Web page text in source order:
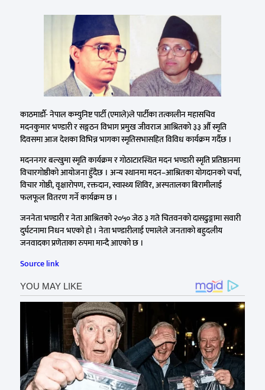
काठमाडौँ- नेपाल कम्युनिष्ट पार्टी (एमाले)ले पार्टीका तत्कालीन महासचिव
मदनकुमार भण्डारी र सङ्गठन विभाग प्रमुख जीवराज आश्रितको ३३ औँ स्मृति
दिवसमा आज देशका विभिन्न भागका स्मृतिसभासहित विविध कार्यक्रम गर्दैछ ।
मदननगर बल्खुमा स्मृति कार्यक्रम र गोठाटारस्थित मदन भण्डारी स्मृति प्रतिष्ठानमा
विचारगोष्ठीको आयोजना हुँदैछ । अन्य स्थानमा मदन–आश्रितका योगदानको चर्चा,
विचार गोष्ठी, वृक्षारोपण, रक्तदान, स्वास्थ्य शिविर, अस्पतालका बिरामीलाई
फलफूल वितरण गर्ने कार्यक्रम छ ।
जननेता भण्डारी र नेता आश्रितको २०५० जेठ ३ गते चितवनको दासढुङ्गामा सवारी
दुर्घटनामा निधन भएको हो । नेता भण्डारीलाई एमालेले जनताको बहुदलीय
जनवादका प्रणेताका रुपमा मान्दै आएको छ ।
Source link